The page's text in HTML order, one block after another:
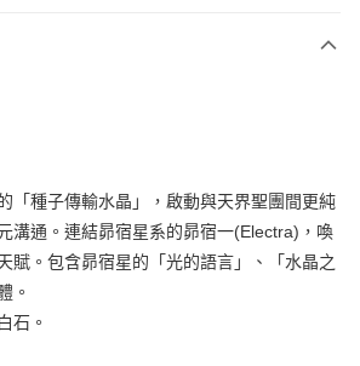
「種子傳輸水晶」，啟動與天界聖團間更純
溝通。連結昴宿星系的昴宿一(Electra)，喚
賦。包含昴宿星的「光的語言」、「水晶之
。
石。